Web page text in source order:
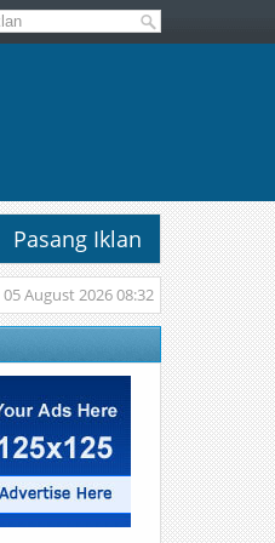
Pasang Iklan
05 August 2026 08:32